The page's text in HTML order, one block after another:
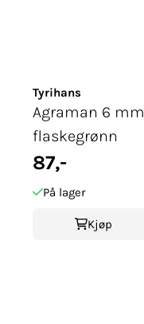
Tyrihans
Agraman 6 mm
flaskegrønn
87,-
På lager
Kjøp